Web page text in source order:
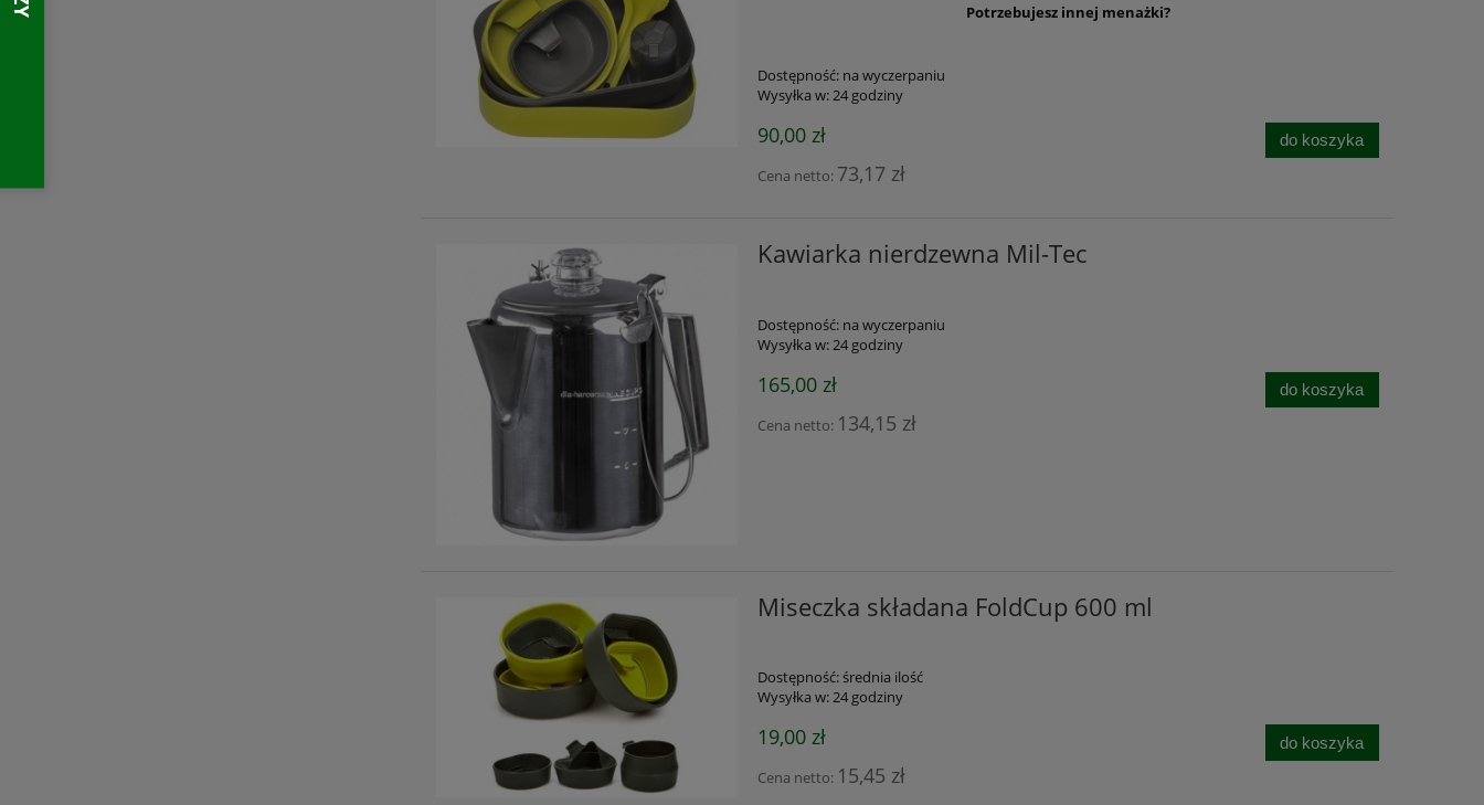
Potrzebujesz innej menażki?
Dostępność: na wyczerpaniu
Wysyłka w:24 godziny
90,00 zł
Cena netto: 73,17 zł
do koszyka
Kawiarka nierdzewna Mil-Tec
Dostępność: na wyczerpaniu
Wysyłka w:24 godziny
165,00 zł
Cena netto: 134,15 zł
do koszyka
Miseczka składana FoldCup 600 ml
Dostępność:średnia ilość
Wysyłka w:24 godziny
19,00 zł
Cena netto: 15,45 zł
do koszyka